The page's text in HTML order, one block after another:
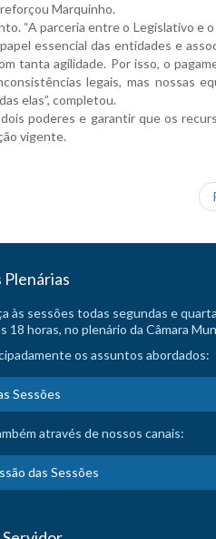
Marquinho.
“A parceria entre o Legislativo e
essencial das entidades e
tanta agilidade. Por isso, o
legais, mas nossas
elas”, completou.
poderes e garantir que os
vigente.
Plenárias
às sessões todas segundas e
18 horas, no plenário da Câmara
os assuntos abordados:
Sessões
através de nossos canais:
das Sessões